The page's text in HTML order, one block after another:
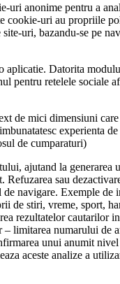
anonime pentru a
cookie-uri au propriile
uri, bazandu-se pe
Datorita
retelele sociale
de mici dimensiuni
experienta
de cumparaturi)
ajutand la generarea
sau
navigare. Exemple
de stiri, vreme, sport,
rezultatelor cautarilor
limitarea numarului de
unui anumit
aceste analize a